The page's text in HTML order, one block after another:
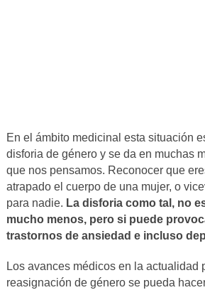
En el ámbito medicinal esta situación
disforia de género y se da en muchas
que nos pensamos. Reconocer que
atrapado el cuerpo de una mujer, o
para nadie. La disforia como tal, no
mucho menos, pero si puede
trastornos de ansiedad e incluso
Los avances médicos en la actualidad
reasignación de género se pueda